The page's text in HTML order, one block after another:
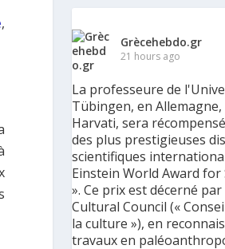
,
Grècehebdo.gr
21 hours ago
La professeure de
Tübingen, en
Harvati, sera
des plus prestigieuses
scientifiques
Einstein World Award for
». Ce prix est décerné
Cultural Council («
la culture »), en
travaux en